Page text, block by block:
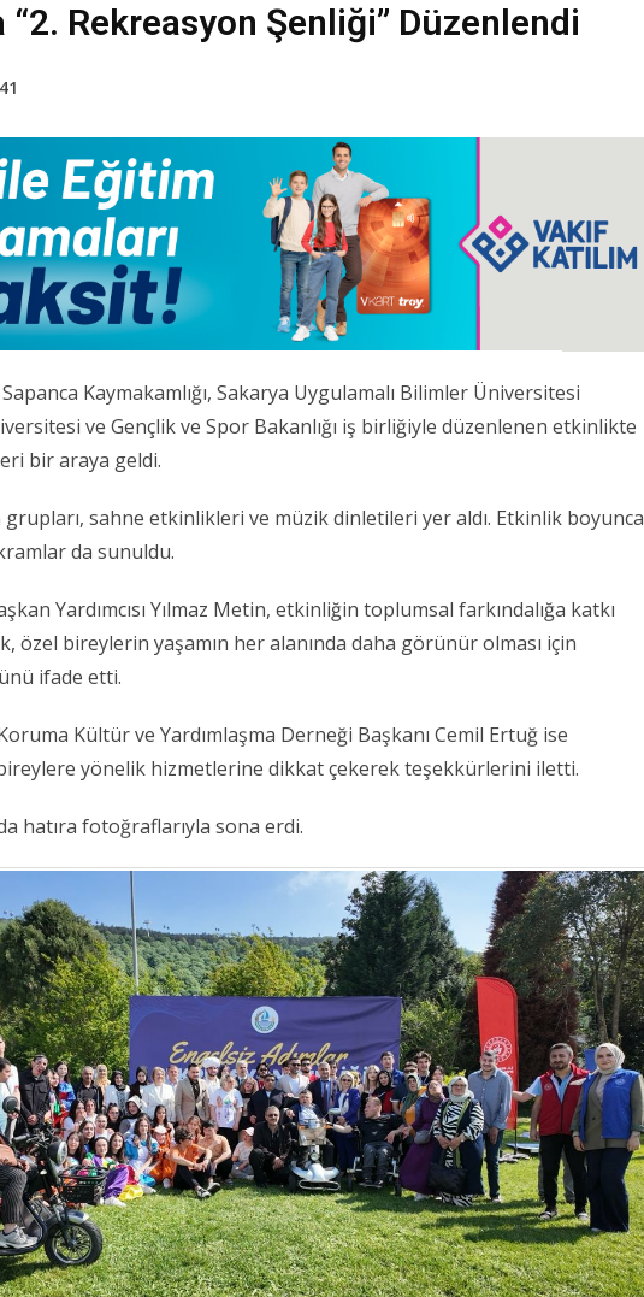
“2. Rekreasyon Şenliği” Düzenlendi
Kaymakamlığı, Sakarya Uygulamalı Bilimler Üniversitesi
ve Gençlik ve Spor Bakanlığı iş birliğiyle düzenlenen etkinlikte
bir araya geldi.
sahne etkinlikleri ve müzik dinletileri yer aldı. Etkinlik boyunca
da sunuldu.
Yardımcısı Yılmaz Metin, etkinliğin toplumsal farkındalığa katkı
özel bireylerin yaşamın her alanında daha görünür olması için
ifade etti.
Kültür ve Yardımlaşma Derneği Başkanı Cemil Ertuğ ise
yönelik hizmetlerine dikkat çekerek teşekkürlerini iletti.
hatıra fotoğraflarıyla sona erdi.